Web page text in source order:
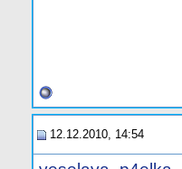
12.12.2010, 14:54